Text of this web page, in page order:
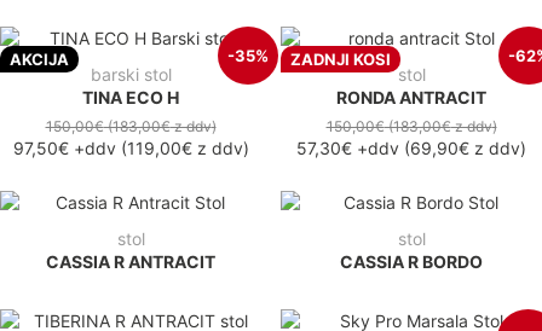
AKCIJA -35%
barski stol
TINA ECO H
150,00€(183,00€z ddv)
97,50€+ddv(119,00€z ddv)
ZADNJI KOSI -
stol
RONDA ANTRACIT
150,00€(183,00€z ddv)
57,30€ +ddv (69,90€ z ddv)
stol
CASSIA R ANTRACIT
stol
CASSIA R BORDO